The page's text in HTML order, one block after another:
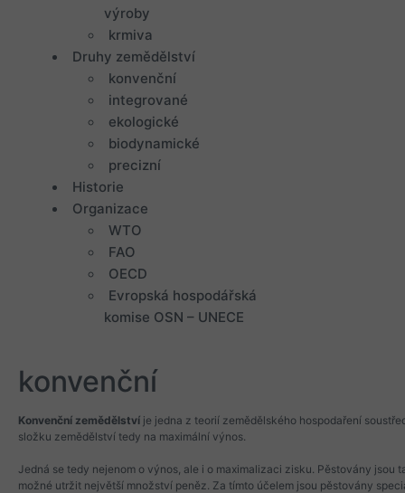
výroby
krmiva
Druhy zemědělství
konvenční
integrované
ekologické
biodynamické
precizní
Historie
Organizace
WTO
FAO
OECD
Evropská hospodářská
komise OSN – UNECE
konvenční
Konvenční zemědělství je jedna z teorií zemědělského hospodaření
složku zemědělství tedy na maximální výnos.
Jedná se tedy nejenom o výnos, ale i o maximalizaci zisku. Pěstovány jsou
možné utržit největší množství peněz. Za tímto účelem jsou pěstovány